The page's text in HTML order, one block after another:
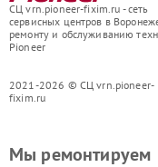
СЦ vrn.pioneer-fixim.ru - сеть
сервисных центров в
ремонту и обслуживанию
Pioneer
2021-2026 © СЦ vrn.pioneer-
fixim.ru
Мы ремонтируем